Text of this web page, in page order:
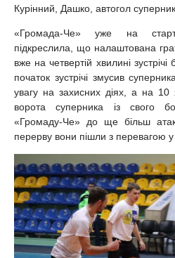
Курінний, Дашко, автогол
«Громада-Че» уже на
підкреслила, що налаштована
вже на четвертій хвилині
початок зустрічі змусив
увагу на захисних діях, а на 10
ворота суперника із свого
«Громаду-Че» до ще більш
перерву вони пішли з перевагою у